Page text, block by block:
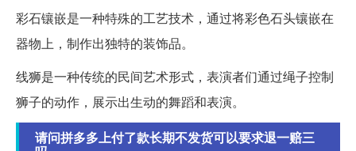
彩石镶嵌是一种特殊的工艺技术，通过将彩色石头镶嵌在
器物上，制作出独特的装饰品。
线狮是一种传统的民间艺术形式，表演者们通过绳子控制
狮子的动作，展示出生动的舞蹈和表演。
请问拼多多上付了款长期不发货可以要求退一赔三